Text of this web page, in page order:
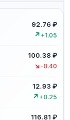
92.76 ₽
↗ +1.05
100.38 ₽
↘ -0.40
12.93 ₽
↗ +0.25
116.81 ₽